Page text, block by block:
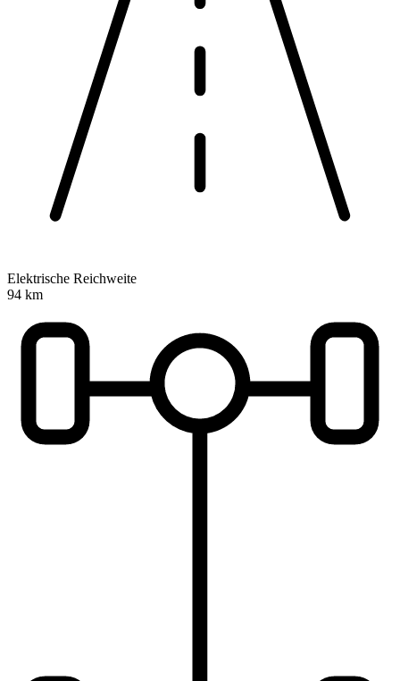
Elektrische Reichweite
94 km